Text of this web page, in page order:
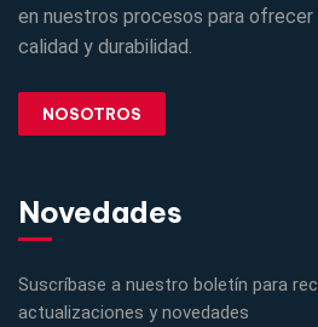
en nuestros procesos para
calidad y durabilidad.
NOSOTROS
Novedades
Suscríbase a nuestro boletín para
actualizaciones y novedades